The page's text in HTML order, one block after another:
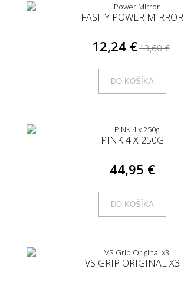
FASHY POWER MIRROR
12,24 €13,60 €
DO KOŠÍKA
PINK 4 X 250G
44,95 €
DO KOŠÍKA
VS GRIP ORIGINAL X3